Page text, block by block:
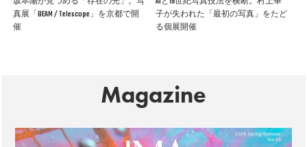
真展「BEAM / Telescope」を京都で開
催
子が失われた「最初の写真」をたど
る個展開催
Magazine